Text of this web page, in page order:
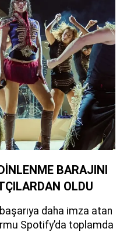
BARAJINI
OLDU
daha imza atan
Spotify’da toplamda